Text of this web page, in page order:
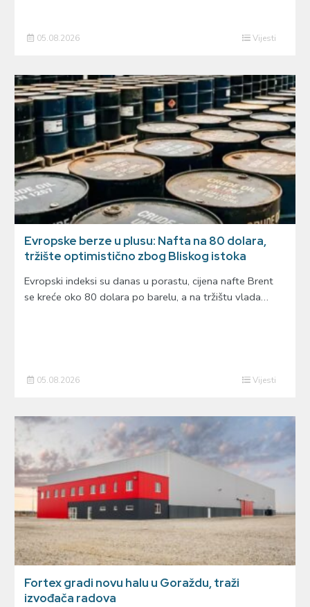
05.08.2026 Vijesti
Evropske berze u plusu: Nafta na 80 dolara,
tržište optimistično zbog Bliskog istoka
Evropski indeksi su danas u porastu, cijena nafte Brent
se kreće oko 80 dolara po barelu, a na tržištu vlada…
05.08.2026 Vijesti
Fortex gradi novu halu u Goraždu, traži
izvođača radova